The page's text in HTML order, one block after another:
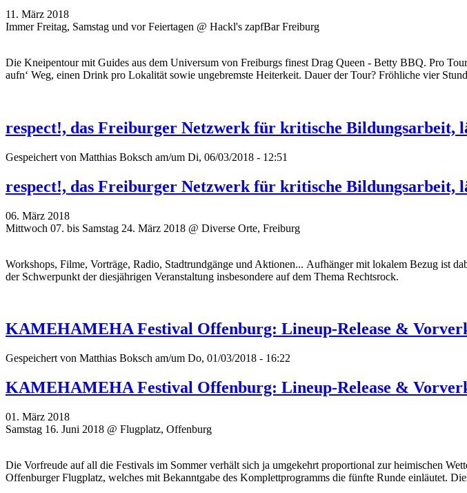
11. März 2018
Immer Freitag, Samstag und vor Feiertagen @ Hackl's zapfBar Freiburg
Die Kneipentour mit Guides aus dem Universum von Freiburgs finest Drag Queen - Betty BBQ. Pro
aufn‘ Weg, einen Drink pro Lokalität sowie ungebremste Heiterkeit. Dauer der Tour? Fröhliche vier
respect!, das Freiburger Netzwerk für kritische Bildungsarbeit,
Gespeichert von Matthias Boksch am/um Di, 06/03/2018 - 12:51
respect!, das Freiburger Netzwerk für kritische Bildungsarbeit,
06. März 2018
Mittwoch 07. bis Samstag 24. März 2018 @ Diverse Orte, Freiburg
Workshops, Filme, Vorträge, Radio, Stadtrundgänge und Aktionen... Aufhänger mit lokalem Bezug ist
der Schwerpunkt der diesjährigen Veranstaltung insbesondere auf dem Thema Rechtsrock.
KAMEHAMEHA Festival Offenburg: Lineup-Release &
Gespeichert von Matthias Boksch am/um Do, 01/03/2018 - 16:22
KAMEHAMEHA Festival Offenburg: Lineup-Release &
01. März 2018
Samstag 16. Juni 2018 @ Flugplatz, Offenburg
Die Vorfreude auf all die Festivals im Sommer verhält sich ja umgekehrt proportional zur heimischen
Offenburger Flugplatz, welches mit Bekanntgabe des Komplettprogramms die fünfte Runde einläutet.